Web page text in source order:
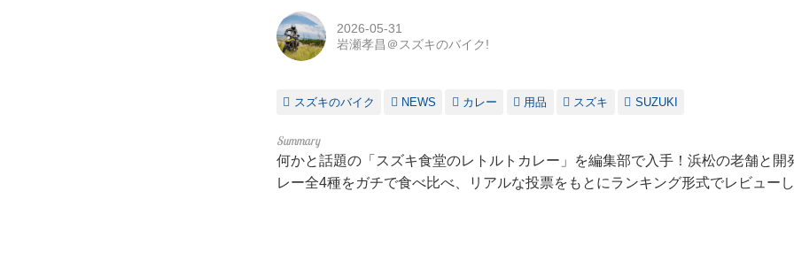
2026-05-31
岩瀬孝昌＠スズキのバイク!
スズキのバイク NEWS カレー 用品 スズキ SUZUKI
何かと話題の「スズキ食堂のレトルトカレー」を編集部で入手！浜松の老舗と開
レー全4種をガチで食べ比べ、リアルな投票をもとにランキング形式でレビュー